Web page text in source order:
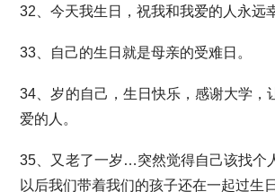
32、今天我生日，祝我和我爱的人永远
33、自己的生日就是母亲的受难日。
34、岁的自己，生日快乐，感谢大学，
爱的人。
35、又老了一岁…突然觉得自己该找个
以后我们带着我们的孩子还在一起过生日